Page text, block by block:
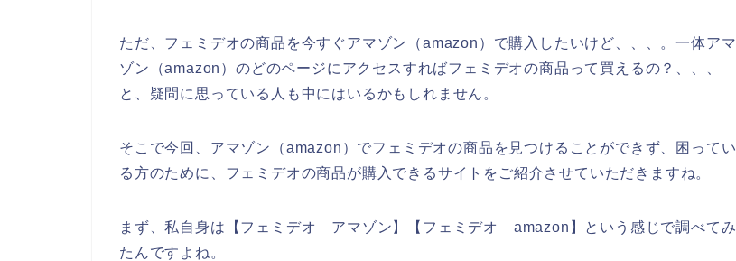
ただ、フェミデオの商品を今すぐアマゾン（amazon）で購入したいけど、、、。一体アマ
ゾン（amazon）のどのページにアクセスすればフェミデオの商品って買えるの？、、、
と、疑問に思っている人も中にはいるかもしれません。
そこで今回、アマゾン（amazon）でフェミデオの商品を見つけることができず、困ってい
る方のために、フェミデオの商品が購入できるサイトをご紹介させていただきますね。
まず、私自身は【フェミデオ アマゾン】【フェミデオ amazon】という感じで調べてみ
たんですよね。